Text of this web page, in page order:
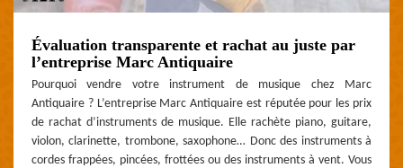
Évaluation transparente et rachat au juste par
l’entreprise Marc Antiquaire
Pourquoi vendre votre instrument de musique chez Marc
Antiquaire ? L’entreprise Marc Antiquaire est réputée pour les prix
de rachat d’instruments de musique. Elle rachète piano, guitare,
violon, clarinette, trombone, saxophone… Donc des instruments à
cordes frappées, pincées, frottées ou des instruments à vent. Vous